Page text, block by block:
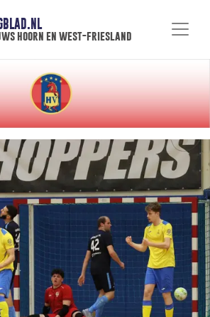
hoorn en west-friesland